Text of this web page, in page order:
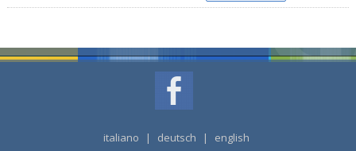
italiano | deutsch | english